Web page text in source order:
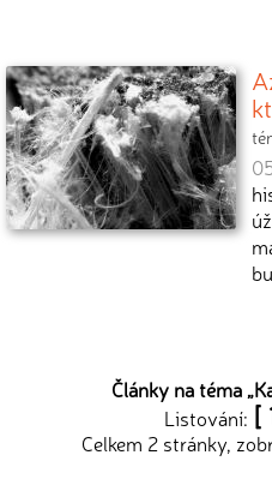
Články na téma „
Listování: [
Celkem 2 stránky,